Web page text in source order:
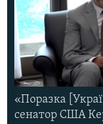
«Поразка
сенатор США